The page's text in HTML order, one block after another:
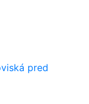
pred